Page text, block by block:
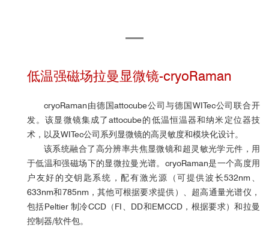
低温强磁场拉曼显微镜-cryoRaman
cryoRaman由德国attocube公司与德国WITec公司联合开
发。该显微镜集成了attocube的低温恒温器和纳米定位器技
术，以及WITec公司系列显微镜的高灵敏度和模块化设计。
该系统融合了高分辨率共焦显微镜和超灵敏光学元件，用
于低温和强磁场下的显微拉曼光谱。cryoRaman是一个高度用
户友好的交钥匙系统，配有激光源（可提供波长532nm、
633nm和785nm，其他可根据要求提供）、超高通量光谱仪，
包括Peltier 制冷CCD（FI、DD和EMCCD，根据要求）和拉曼
控制器/软件包。